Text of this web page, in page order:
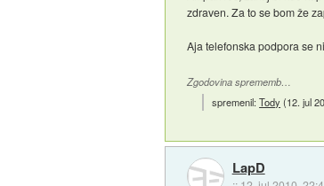
zdraven. Za to se bom že
Aja telefonska podpora se
Zgodovina sprememb…
spremenil:Tody (12. jul
LapD